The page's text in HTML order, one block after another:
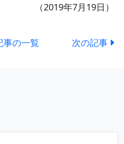
（2019年7月19日）
事の一覧 次の記事